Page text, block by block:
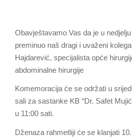
Obavještavamo Vas da je u
preminuo naš dragi i uvaženi
Hajdarević, specijalista opće
abdominalne hirurgije
Komemoracija će se održati u
sali za sastanke KB “Dr. Safet
u 11:00 sati.
Dženaza rahmetliji će se klanjati